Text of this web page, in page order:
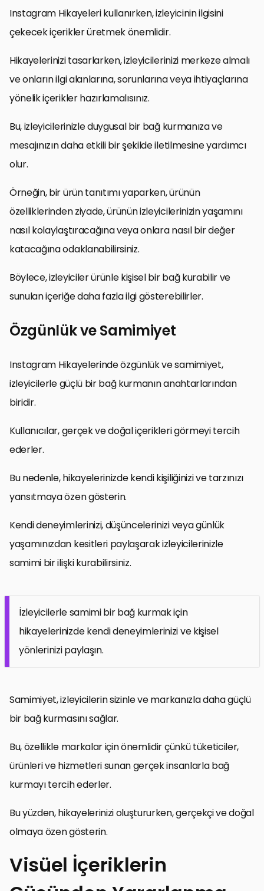
Instagram Hikayeleri kullanırken, izleyicinin ilgisini
çekecek içerikler üretmek önemlidir.
Hikayelerinizi tasarlarken, izleyicilerinizi merkeze almalı
ve onların ilgi alanlarına, sorunlarına veya ihtiyaçlarına
yönelik içerikler hazırlamalısınız.
Bu, izleyicilerinizle duygusal bir bağ kurmanıza ve
mesajınızın daha etkili bir şekilde iletilmesine yardımcı
olur.
Örneğin, bir ürün tanıtımı yaparken, ürünün
özelliklerinden ziyade, ürünün izleyicilerinizin yaşamını
nasıl kolaylaştıracağına veya onlara nasıl bir değer
katacağına odaklanabilirsiniz.
Böylece, izleyiciler ürünle kişisel bir bağ kurabilir ve
sunulan içeriğe daha fazla ilgi gösterebilirler.
Özgünlük ve Samimiyet
Instagram Hikayelerinde özgünlük ve samimiyet,
izleyicilerle güçlü bir bağ kurmanın anahtarlarından
biridir.
Kullanıcılar, gerçek ve doğal içerikleri görmeyi tercih
ederler.
Bu nedenle, hikayelerinizde kendi kişiliğinizi ve tarzınızı
yansıtmaya özen gösterin.
Kendi deneyimlerinizi, düşüncelerinizi veya günlük
yaşamınızdan kesitleri paylaşarak izleyicilerinizle
samimi bir ilişki kurabilirsiniz.
İzleyicilerle samimi bir bağ kurmak için
hikayelerinizde kendi deneyimlerinizi ve kişisel
yönlerinizi paylaşın.
Samimiyet, izleyicilerin sizinle ve markanızla daha güçlü
bir bağ kurmasını sağlar.
Bu, özellikle markalar için önemlidir çünkü tüketiciler,
ürünleri ve hizmetleri sunan gerçek insanlarla bağ
kurmayı tercih ederler.
Bu yüzden, hikayelerinizi oluştururken, gerçekçi ve doğal
olmaya özen gösterin.
Visüel İçeriklerin